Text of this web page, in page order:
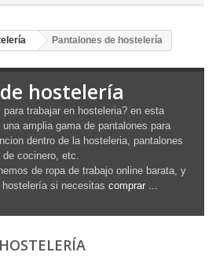
Pantalones de hostelería
hostelería
trabajar en hosteleria? en esta
amplia gama de pantalones para
dentro de la hosteleria, pantalones
de cocinero, etc.
de ropa de trabajo online barata, y
si necesitas comprar ...